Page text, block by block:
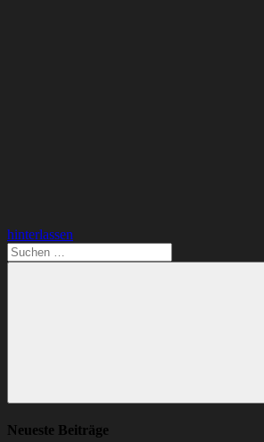
hinterlassen
Suchen
nach:
Suchen
Neueste Beiträge